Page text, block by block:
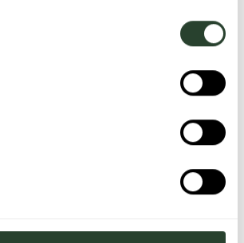
und
oder Repressalien für sich
müssen
personelle sowie kulturelle